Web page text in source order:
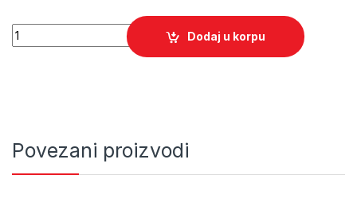
Quantity
Dodaj u korpu
Povezani proizvodi